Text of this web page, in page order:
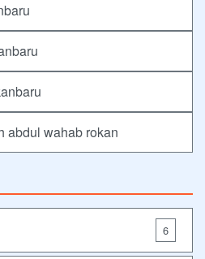
abdul wahab rokan
6